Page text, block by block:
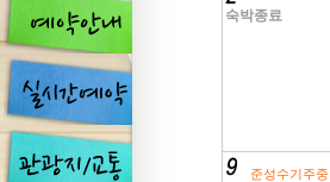
숙박종료
준성수기주중